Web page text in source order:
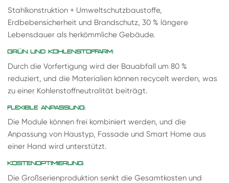
Stahlkonstruktion + Umweltschutzbaustoffe,
Erdbebensicherheit und Brandschutz, 30 % längere
Lebensdauer als herkömmliche Gebäude.
GRÜN UND KOHLENSTOFFARM:
Durch die Vorfertigung wird der Bauabfall um 80 %
reduziert, und die Materialien können recycelt werden, was
zu einer Kohlenstoffneutralität beiträgt.
FLEXIBLE ANPASSUNG:
Die Module können frei kombiniert werden, und die
Anpassung von Haustyp, Fassade und Smart Home aus
einer Hand wird unterstützt.
KOSTENOPTIMIERUNG:
Die Großserienproduktion senkt die Gesamtkosten und